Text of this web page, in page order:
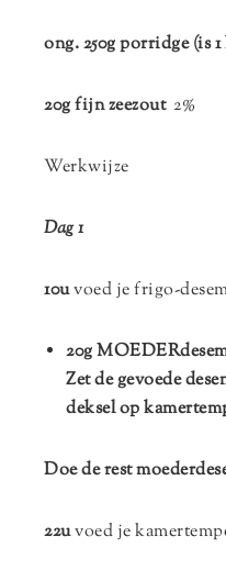
ong. 250g porridge (is
20g fijn zeezout 2%
Werkwijze
Dag 1
10uvoed je frigo-
20g
Zet de gevoede
deksel op
Doe de rest
22uvoed je